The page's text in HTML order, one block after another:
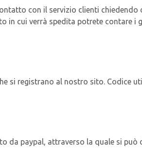
con il servizio clienti chiedendo
in cui verrà spedita potrete contare i
si registrano al nostro sito. Codice
da paypal, attraverso la quale si può